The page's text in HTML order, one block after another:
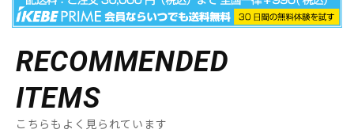
RECOMMENDED
ITEMS
こちらもよく見られています